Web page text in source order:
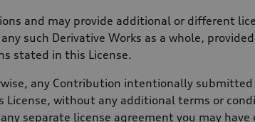
and may provide additional or different
such Derivative Works as a whole,
stated in this License.
any Contribution intentionally submitted
without any additional terms or
separate license agreement you may